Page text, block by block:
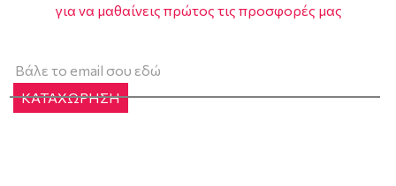
για να μαθαίνεις πρώτος τις προσφορές μας
ΚΑΤΑΧΩΡΗΣΗ